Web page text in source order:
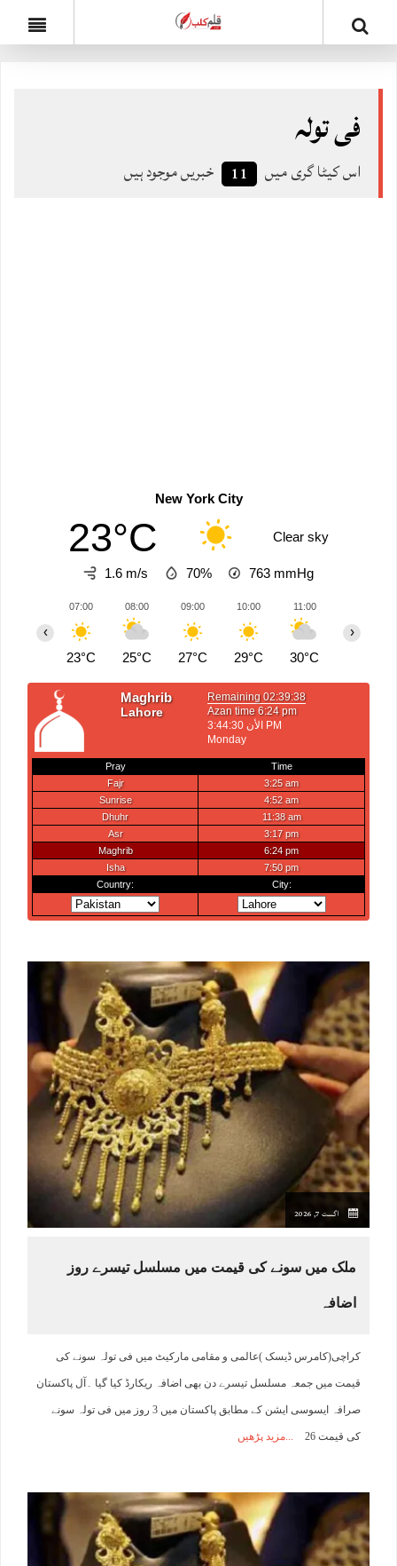
فی تولہ
اس کیٹا گری میں 11 خبریں موجود ہیں
New York City
23°C Clear sky
1.6 m/s 70% 763 mmHg
07:00
23°C
08:00
25°C
09:00
27°C
10:00
29°C
11:00
30°C
‹ ›
اگست 7, 2026
ملک میں سونے کی قیمت میں مسلسل تیسرے روز
اضافہ
کراچی(کامرس ڈیسک )عالمی و مقامی مارکیٹ میں فی تولہ سونے کی
قیمت میں جمعہ مسلسل تیسرے دن بھی اضافہ ریکارڈ کیا گیا ۔آل پاکستان
صرافہ ایسوسی ایشن کے مطابق پاکستان میں 3 روز میں فی تولہ سونے
کی قیمت 26 مزید پڑھیں